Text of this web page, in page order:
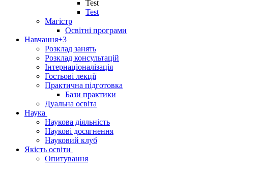
Test
Test
Магістр
Освітні програми
Навчання+3
Розклад занять
Розклад консультацій
Інтернаціоналізація
Гостьові лекції
Практична підготовка
Бази практики
Дуальна освіта
Наука
Наукова діяльність
Наукові досягнення
Науковий клуб
Якість освіти
Опитування